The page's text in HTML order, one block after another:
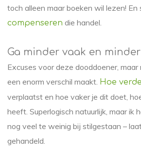
toch alleen maar boeken wil lezen! En
compenseren die handel.
Ga minder vaak en
Excuses voor deze dooddoener,
een enorm verschil maakt. Hoe
verplaatst en hoe vaker je dit doet,
heeft. Superlogisch natuurlijk, maar ik
nog veel te weinig bij stilgestaan –
gehandeld.